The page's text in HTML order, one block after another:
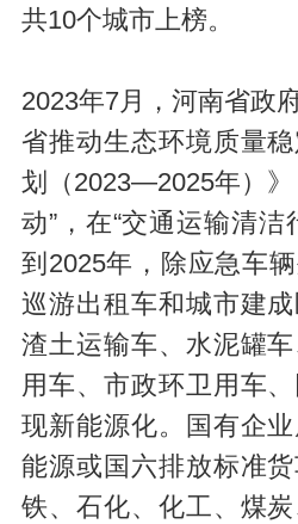
共10个城市上榜。
2023年7月，河南省政
省推动生态环境质量
划（2023—2025年）》
动”，在“交通运输清洁
到2025年，除应急车
巡游出租车和城市建
渣土运输车、水泥罐
用车、市政环卫用车
现新能源化。国有企
能源或国六排放标准
铁、石化、化工、煤